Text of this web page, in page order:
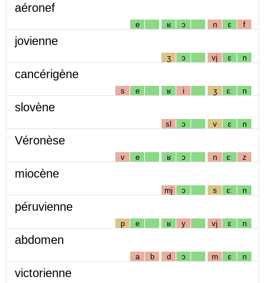
aéronef
e ʁ ɔ n ɛ f
jovienne
ʒ ɔ vj ɛ n
cancérigène
s e ʁ i ʒ ɛː n
slovène
sl ɔ v ɛ n
Véronèse
v e ʁ ɔ n ɛː z
miocène
mj ɔ s ɛː n
péruvienne
p e ʁ y vj ɛ n
abdomen
a b d ɔ m ɛ n
victorienne